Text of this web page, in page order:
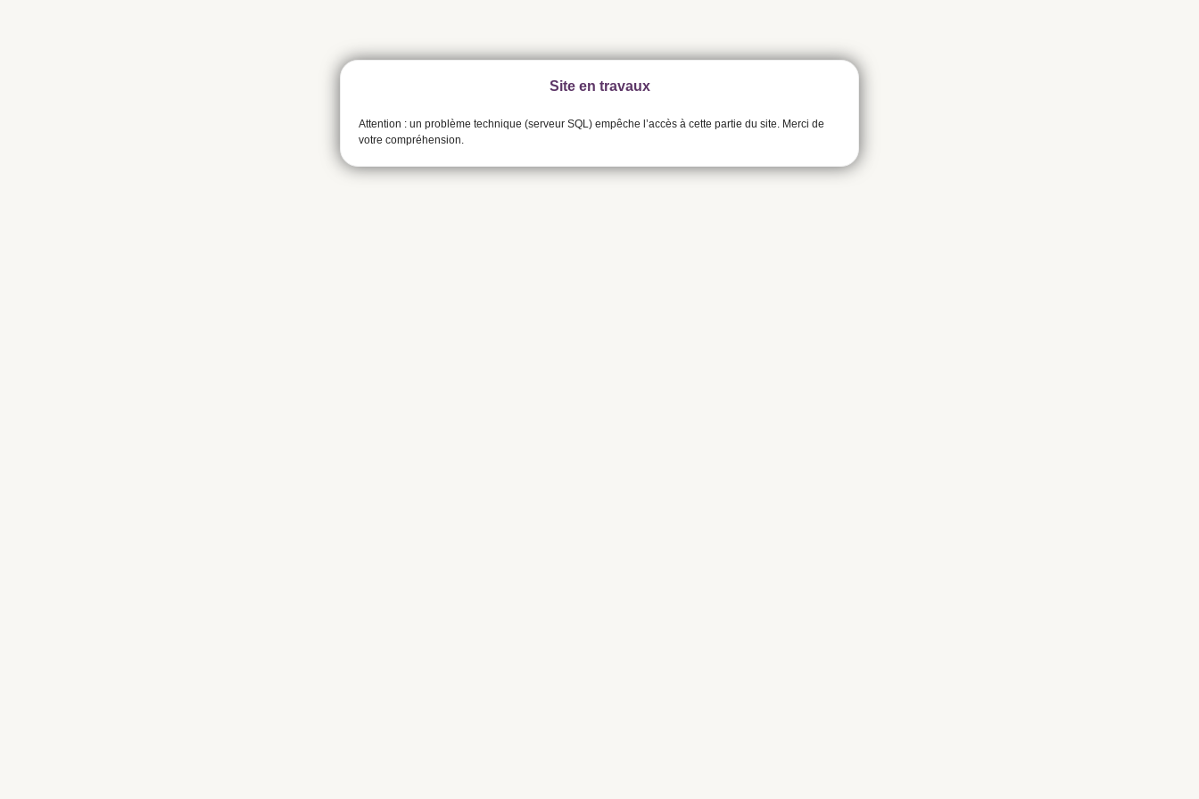
Site en travaux
Attention : un problème technique (serveur SQL) empêche l’accès à cette partie du site. Merci de
votre compréhension.